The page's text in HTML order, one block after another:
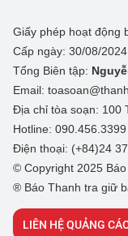
Giấy phép hoạt động
Cấp ngày: 30/08/
Tổng Biên tập:
Email:
Địa chỉ tòa soạn: 100
Hotline: 090.456.3399
Điện thoại: (+84)24
© Copyright 2025
® Báo Thanh tra giữ
LIÊN HỆ QUẢNG